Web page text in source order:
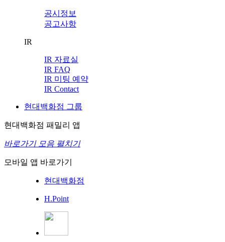
공시정보
공고사항
IR
IR 자료실
IR FAQ
IR 미팅 예약
IR Contact
현대백화점 그룹
현대백화점 패밀리 앱
바로가기 모음 펼치기
모바일 앱 바로가기
현대백화점
H.Point